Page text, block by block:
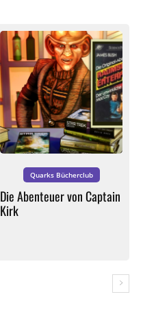
Quarks Bücherclub
Die Abenteuer von Captain
Kirk